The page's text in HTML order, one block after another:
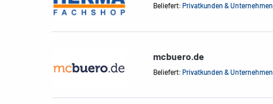
Beliefert: Privatkunden & Unternehmen
mcbuero.de
Beliefert: Privatkunden & Unternehmen